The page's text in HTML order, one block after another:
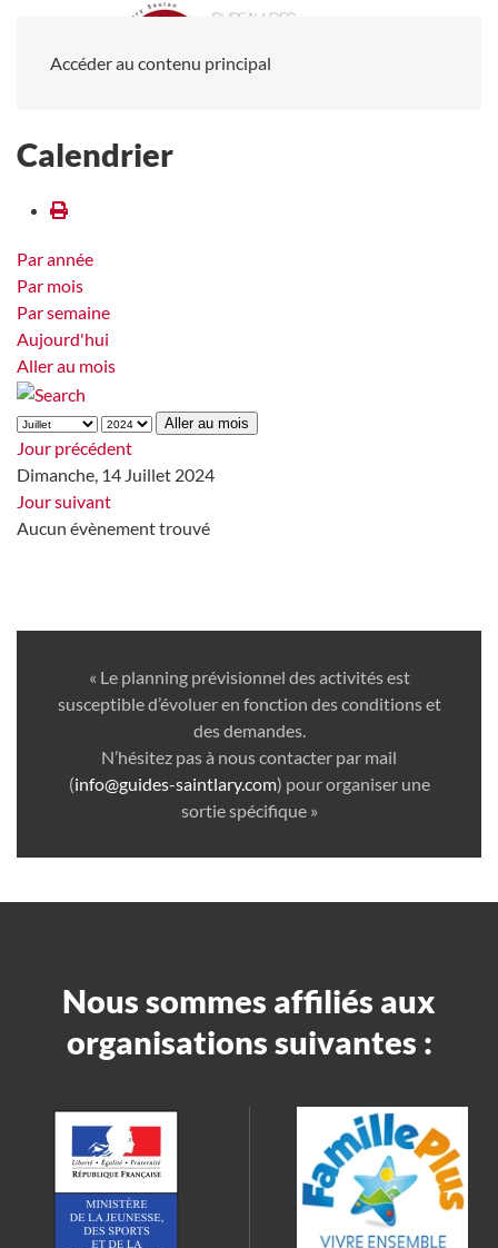
Accéder au contenu principal
Calendrier
Par année
Par mois
Par semaine
Aujourd'hui
Aller au mois
Aller au mois
Jour précédent
Dimanche, 14 Juillet 2024
Jour suivant
Aucun évènement trouvé
« Le planning prévisionnel des activités est
susceptible d’évoluer en fonction des conditions et
des demandes.
N’hésitez pas à nous contacter par mail
(info@guides-saintlary.com) pour organiser une
sortie spécifique »
Nous sommes affiliés aux
organisations suivantes :